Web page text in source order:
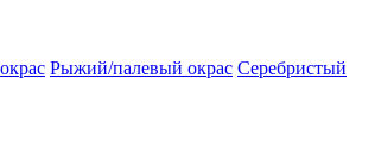
Рыжий/палевый окрас Серебристый